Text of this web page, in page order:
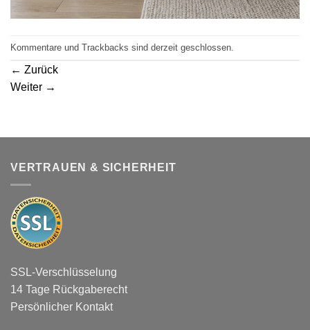
Kommentare und Trackbacks sind derzeit geschlossen.
← Zurück
Weiter →
VERTRAUEN & SICHERHEIT
SSL-Verschlüsselung
14 Tage Rückgaberecht
Persönlicher Kontakt